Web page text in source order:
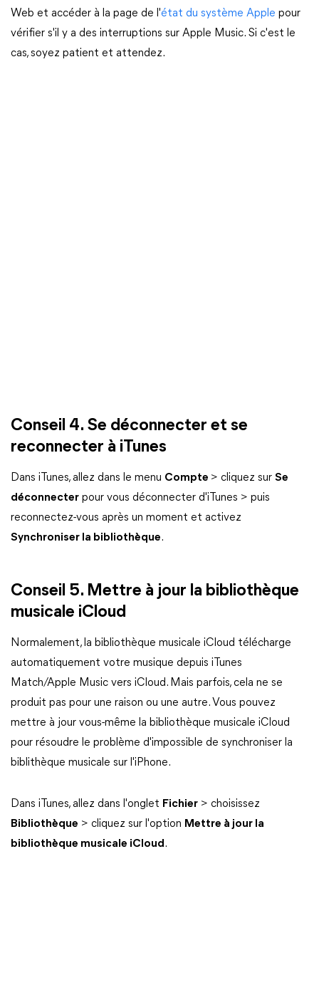
Web et accéder à la page de l'état du système Apple pour
vérifier s'il y a des interruptions sur Apple Music. Si c'est le
cas, soyez patient et attendez.
Conseil 4. Se déconnecter et se
reconnecter à iTunes
Dans iTunes, allez dans le menu Compte > cliquez sur Se
déconnecter pour vous déconnecter d'iTunes > puis
reconnectez-vous après un moment et activez
Synchroniser la bibliothèque.
Conseil 5. Mettre à jour la bibliothèque
musicale iCloud
Normalement, la bibliothèque musicale iCloud télécharge
automatiquement votre musique depuis iTunes
Match/Apple Music vers iCloud. Mais parfois, cela ne se
produit pas pour une raison ou une autre. Vous pouvez
mettre à jour vous-même la bibliothèque musicale iCloud
pour résoudre le problème d'impossible de synchroniser la
biblithèque musicale sur l'iPhone.
Dans iTunes, allez dans l'onglet Fichier > choisissez
Bibliothèque > cliquez sur l'option Mettre à jour la
bibliothèque musicale iCloud.